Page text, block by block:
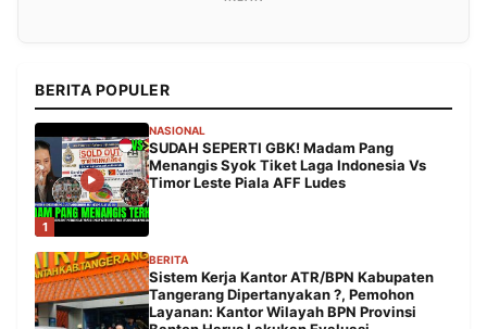
BERITA POPULER
1
NASIONAL
SUDAH SEPERTI GBK! Madam Pang
Menangis Syok Tiket Laga Indonesia Vs
Timor Leste Piala AFF Ludes
BERITA
Sistem Kerja Kantor ATR/BPN Kabupaten
Tangerang Dipertanyakan ?, Pemohon
Layanan: Kantor Wilayah BPN Provinsi